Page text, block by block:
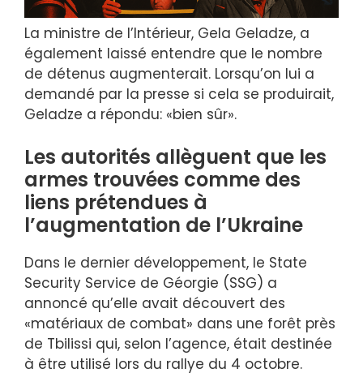
La ministre de l’Intérieur, Gela Geladze, a
également laissé entendre que le nombre
de détenus augmenterait. Lorsqu’on lui a
demandé par la presse si cela se produirait,
Geladze a répondu: «bien sûr».
Les autorités allèguent que les
armes trouvées comme des
liens prétendues à
l’augmentation de l’Ukraine
Dans le dernier développement, le State
Security Service de Géorgie (SSG) a
annoncé qu’elle avait découvert des
«matériaux de combat» dans une forêt près
de Tbilissi qui, selon l’agence, était destinée
à être utilisé lors du rallye du 4 octobre.